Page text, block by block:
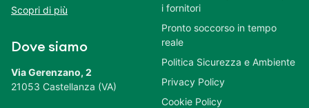
Scopri di più
Dove siamo
Via Gerenzano, 2
21053 Castellanza (VA)
i fornitori
Pronto soccorso in tempo
reale
Politica Sicurezza e Ambiente
Privacy Policy
Cookie Policy